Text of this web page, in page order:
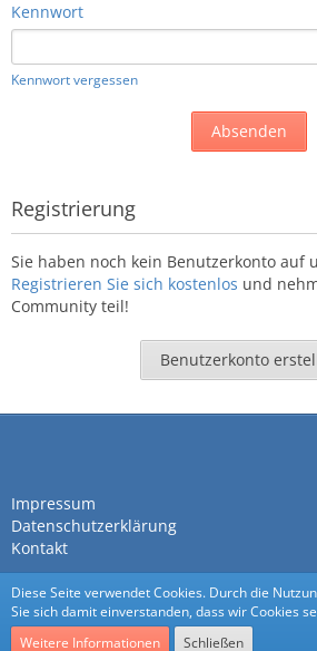
Kennwort
Kennwort vergessen
Registrierung
Sie haben noch kein Benutzerkonto auf
Registrieren Sie sich kostenlos und
Community teil!
Benutzerkonto
Impressum
Datenschutzerklärung
Kontakt
Diese Seite verwendet Cookies. Durch die
Sie sich damit einverstanden, dass wir Cookies
Weitere Informationen
Schließen